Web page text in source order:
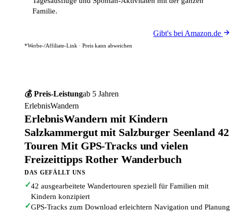
Familie.
Gibt's bei Amazon.de
*Werbe-/Affiliate-Link · Preis kann abweichen
💰 Preis-Leistungab 5 Jahren
ErlebnisWandern
ErlebnisWandern mit Kindern
Salzkammergut mit Salzburger Seenland 42
Touren Mit GPS-Tracks und vielen
Freizeittipps Rother Wanderbuch
DAS GEFÄLLT UNS
✓42 ausgearbeitete Wandertouren speziell für Familien mit
Kindern konzipiert
✓GPS-Tracks zum Download erleichtern Navigation und Planung